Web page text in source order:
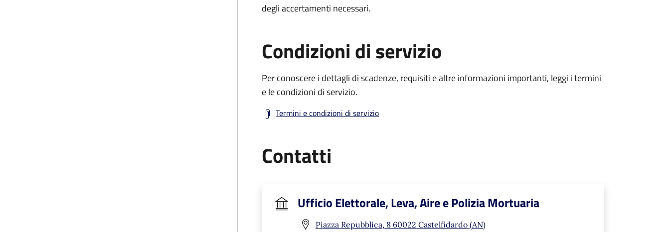
degli accertamenti necessari.
Condizioni di servizio
Per conoscere i dettagli di scadenze, requisiti e altre informazioni importanti, leggi i termini
e le condizioni di servizio.
Termini e condizioni di servizio
Contatti
Ufficio Elettorale, Leva, Aire e Polizia Mortuaria
Piazza Repubblica, 8 60022 Castelfidardo (AN)